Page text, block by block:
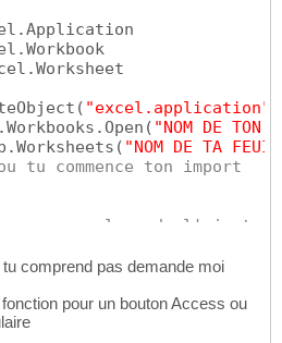
( "excel.application"
( "NOM DE TON
( "NOM DE TA
tu commence ton import
lors de l'ajout
("A" & i ).Value <> ""
comprend pas demande moi
pour un bouton Access ou